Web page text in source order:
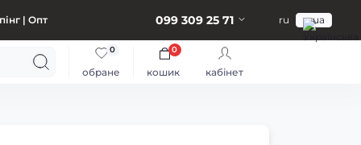
| Опт 099 309 25 71 ru ua
обране
0
кошик
0
кабінет